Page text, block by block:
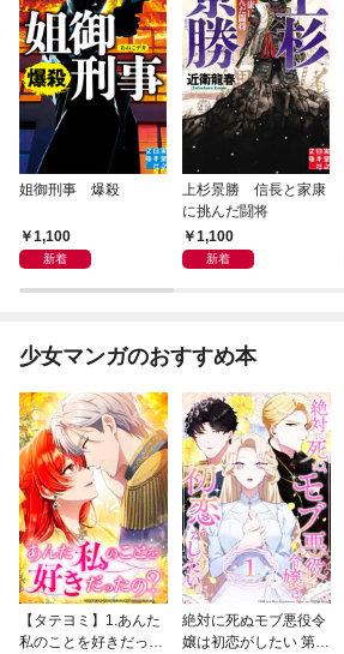
姐御刑事 爆殺
1,100
新着
上杉景勝 信長と家康
に挑んだ闘将
1,100
新着
少女マンガのおすすめ本
【タテヨミ】1.あんた
私のことを好きだった
絶対に死ぬモブ悪役令
嬢は初恋がしたい 第1